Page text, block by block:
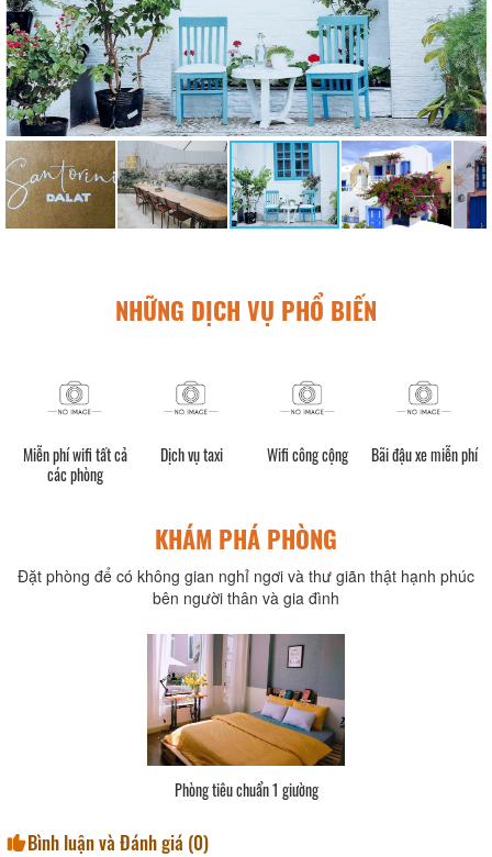
NHỮNG DỊCH VỤ PHỔ BIẾN
Miễn phí wifi tất cả
các phòng
Dịch vụ taxi Wifi công cộng Bãi đậu xe miễn phí
KHÁM PHÁ PHÒNG
Đặt phòng để có không gian nghỉ ngơi và thư giãn thật hạnh phúc
bên người thân và gia đình
Phòng tiêu chuẩn 1 giường
Bình luận và Đánh giá (0)